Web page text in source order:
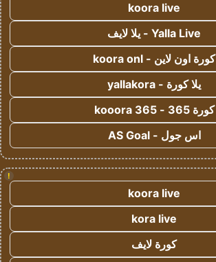
koora live
Yalla Live - يلا لايف
كورة اون لاين - koora onl
يلا كورة - yallakora
كورة 365 - kooora 365
اس جول - AS Goal
!
koora live
kora live
كورة لايف